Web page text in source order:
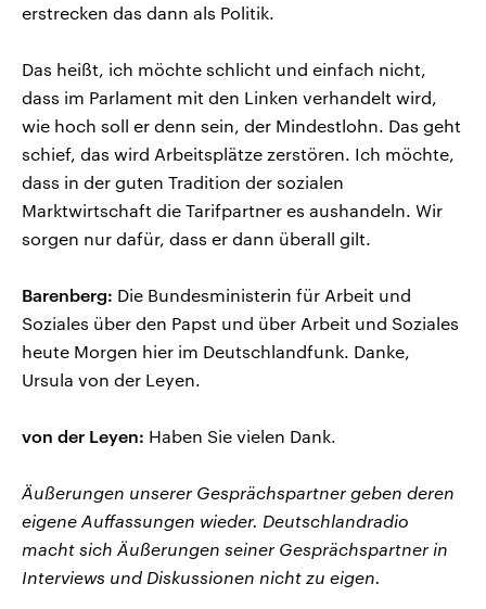
erstrecken das dann als Politik.
Das heißt, ich möchte schlicht und einfach nicht,
dass im Parlament mit den Linken verhandelt wird,
wie hoch soll er denn sein, der Mindestlohn. Das geht
schief, das wird Arbeitsplätze zerstören. Ich möchte,
dass in der guten Tradition der sozialen
Marktwirtschaft die Tarifpartner es aushandeln. Wir
sorgen nur dafür, dass er dann überall gilt.
Barenberg: Die Bundesministerin für Arbeit und
Soziales über den Papst und über Arbeit und Soziales
heute Morgen hier im Deutschlandfunk. Danke,
Ursula von der Leyen.
von der Leyen: Haben Sie vielen Dank.
Äußerungen unserer Gesprächspartner geben deren
eigene Auffassungen wieder. Deutschlandradio
macht sich Äußerungen seiner Gesprächspartner in
Interviews und Diskussionen nicht zu eigen.